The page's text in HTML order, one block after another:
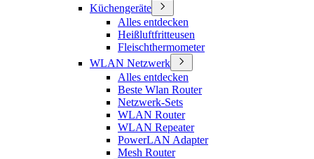
Küchengeräte
Alles entdecken
Heißluftfritteusen
Fleischthermometer
WLAN Netzwerk
Alles entdecken
Beste Wlan Router
Netzwerk-Sets
WLAN Router
WLAN Repeater
PowerLAN Adapter
Mesh Router